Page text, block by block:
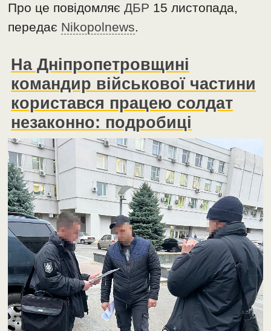
Про це повідомляєДБР 15 листопада,
передає Nikopolnews.
На Дніпропетровщині
командир військової частини
користався працею солдат
незаконно: подробиці